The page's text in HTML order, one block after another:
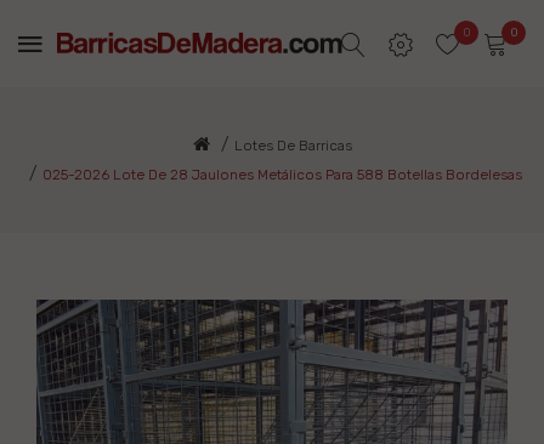
0 0
Lotes De Barricas
025-2026 Lote De 28 Jaulones Metálicos Para 588 Botellas Bordelesas